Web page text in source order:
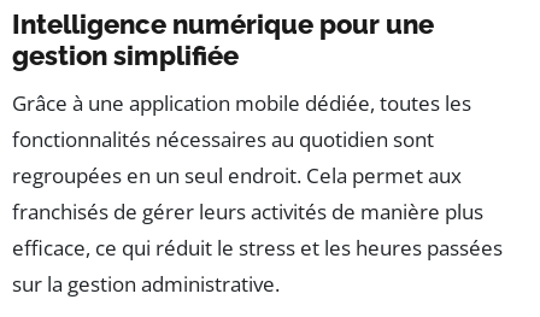
Intelligence numérique pour une
gestion simplifiée
Grâce à une application mobile dédiée, toutes les
fonctionnalités nécessaires au quotidien sont
regroupées en un seul endroit. Cela permet aux
franchisés de gérer leurs activités de manière plus
efficace, ce qui réduit le stress et les heures passées
sur la gestion administrative.